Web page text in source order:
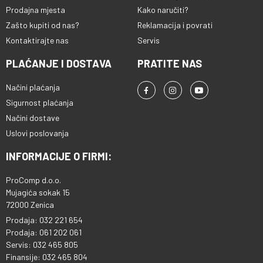
Značajke: ? automatski regulator
veličina ? mala težina ? lako
korištenje Idealno za upotrebu s:
profesionalnim radnim
usmjerivačima, preklopnicima i
razdjelnicima ? računalne
blagajne ? PBX-i (telefonske
elektronički uređaji Visoka
preopterećenja i alarm ?
? brzo punjenje ? funkcija brzog
pokretanja Prilagodljivost: ?
dostupno u nazivnim snagama
od 400 VA do 2000 VA ? USB
priključak (za 1000 VA, 1500 VA,
2000 VA) ? šuko utičnice (za 400
VA, 600 VA, 800 VA) ? šuko i IEC
Prodajna mjesta
Zašto kupiti od nas?
Kontaktirajte nas
Kako naručiti?
Reklamacija i povrati
Servis
PLAĆANJE I DOSTAVA
Načini plaćanja
Sigurnost plaćanja
Načini dostave
Uslovi poslovanja
PRATITE NAS
INFORMACIJE O FIRMI:
ProComp d.o.o.
Mujagića sokak 15
72000 Zenica
Prodaja: 032 221 654
Prodaja: 061 202 061
Servis: 032 465 805
Finansije: 032 465 804